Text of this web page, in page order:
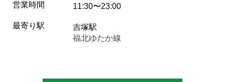
営業時間 11:30〜23:00
最寄り駅
吉塚駅
福北ゆたか線